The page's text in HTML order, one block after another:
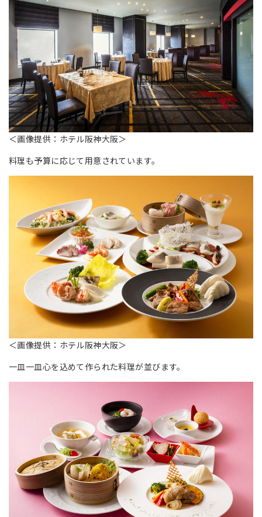
＜画像提供：ホテル阪神大阪＞
料理も予算に応じて用意されています。
＜画像提供：ホテル阪神大阪＞
一皿一皿心を込めて作られた料理が並びます。